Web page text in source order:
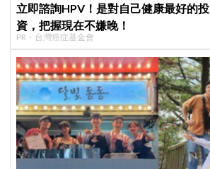
立即諮詢HPV！是對自己健康最好的投
資，把握現在不嫌晚！
PR・台灣癌症基金會